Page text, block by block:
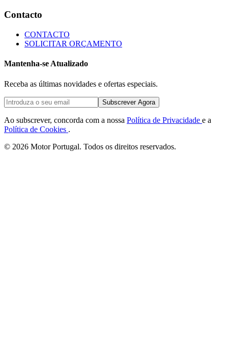
Contacto
CONTACTO
SOLICITAR ORÇAMENTO
Mantenha-se Atualizado
Receba as últimas novidades e ofertas especiais.
Subscrever Agora
Ao subscrever, concorda com a nossa Política de Privacidade e a
Política de Cookies .
© 2026 Motor Portugal. Todos os direitos reservados.